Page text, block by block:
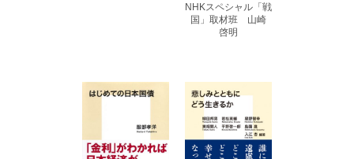
NHKスペシャル「戦
国」取材班 山崎
啓明